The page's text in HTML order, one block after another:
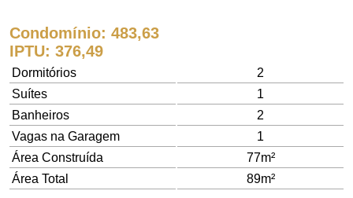
Condomínio: 483,63
IPTU: 376,49
Dormitórios
2
Suítes
1
Banheiros
2
Vagas na Garagem
1
Área Construída
77m²
Área Total
89m²